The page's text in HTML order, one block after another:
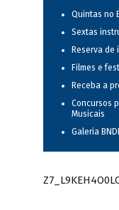
Quintas no
Sextas
Reserva de
Filmes e
Receba a
Concursos
Musicais
Galeria